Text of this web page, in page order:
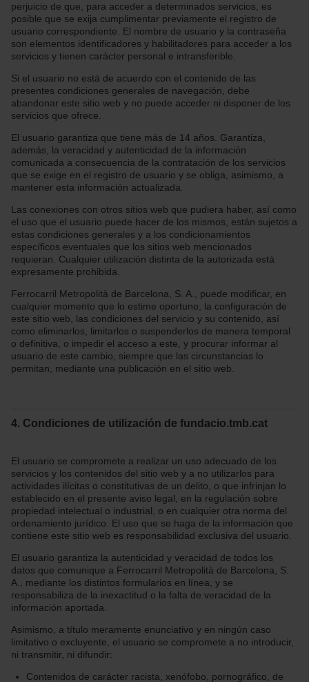
perjuicio de que, para acceder a determinados servicios, es
posible que se exija cumplimentar previamente el registro de
usuario correspondiente. El nombre de usuario y la contraseña
son elementos identificadores y habilitadores para acceder a los
servicios y tienen carácter personal e intransferible.
Si el usuario no está de acuerdo con el contenido de las
presentes condiciones generales de navegación, debe
abandonar este sitio web y no puede acceder ni disponer de los
servicios que ofrece.
El usuario garantiza que tiene más de 14 años. Garantiza,
además, la veracidad y autenticidad de la información
comunicada a consecuencia de la contratación de los servicios
que se exige en el registro de usuario y se obliga, asimismo, a
mantener esta información actualizada.
Las conexiones con otros sitios web que pudiera haber, así como
el uso que el usuario puede hacer de los mismos, están sujetos a
estas condiciones generales y a los condicionamientos
específicos eventuales que los sitios web mencionados
requieran. Cualquier utilización distinta de la autorizada está
expresamente prohibida.
Ferrocarril Metropolità de Barcelona, S. A., puede modificar, en
cualquier momento que lo estime oportuno, la configuración de
este sitio web, las condiciones del servicio y su contenido, así
como eliminarlos, limitarlos o suspenderlos de manera temporal
o definitiva, o impedir el acceso a este, y procurar informar al
usuario de este cambio, siempre que las circunstancias lo
permitan, mediante una publicación en el sitio web.
4. Condiciones de utilización de fundacio.tmb.cat
El usuario se compromete a realizar un uso adecuado de los
servicios y los contenidos del sitio web y a no utilizarlos para
actividades ilícitas o constitutivas de un delito, o que infrinjan lo
establecido en el presente aviso legal, en la regulación sobre
propiedad intelectual o industrial, o en cualquier otra norma del
ordenamiento jurídico. El uso que se haga de la información que
contiene este sitio web es responsabilidad exclusiva del usuario.
El usuario garantiza la autenticidad y veracidad de todos los
datos que comunique a Ferrocarril Metropolità de Barcelona, S.
A., mediante los distintos formularios en línea, y se
responsabiliza de la inexactitud o la falta de veracidad de la
información aportada.
Asimismo, a título meramente enunciativo y en ningún caso
limitativo o excluyente, el usuario se compromete a no introducir,
ni transmitir, ni difundir:
Contenidos de carácter racista, xenófobo, pornográfico, de